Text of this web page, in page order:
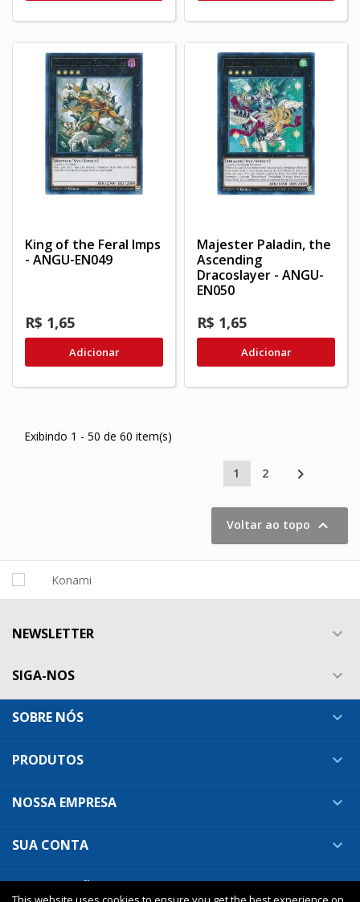
King of the Feral Imps
- ANGU-EN049
R$ 1,65
Adicionar
Majester Paladin, the
Ascending
Dracoslayer - ANGU-
EN050
R$ 1,65
Adicionar
Exibindo 1 - 50 de 60 item(s)
1 2 
Voltar ao topo 
NEWSLETTER 
SIGA-NOS 
SOBRE NÓS 
PRODUTOS 
NOSSA EMPRESA 
SUA CONTA 
INFORMAÇÕES DA LOJA